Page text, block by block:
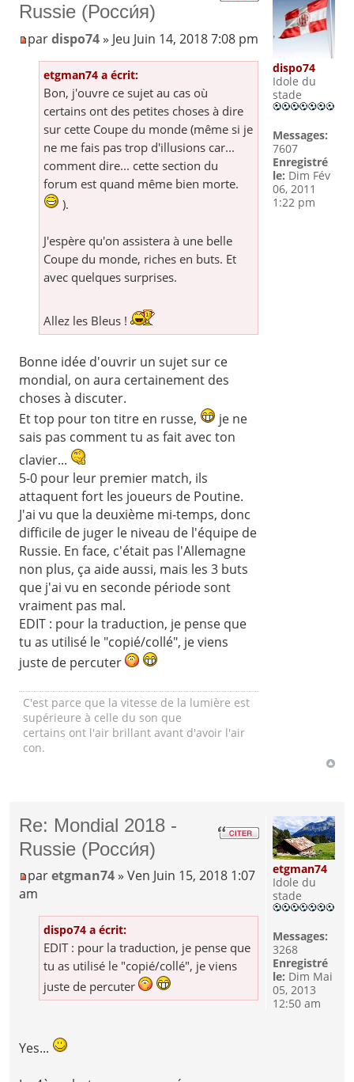
Russie (Росси́я)
pardispo74» Jeu Juin 14, 2018 7:08 pm
etgman74 a écrit:
Bon, j'ouvre ce sujet au cas où
certains ont des petites choses à dire
sur cette Coupe du monde (même si je
ne me fais pas trop d'illusions car...
comment dire... cette section du
forum est quand même bien morte.
).
J'espère qu'on assistera à une belle
Coupe du monde, riches en buts. Et
avec quelques surprises.
Allez les Bleus !
Bonne idée d'ouvrir un sujet sur ce
mondial, on aura certainement des
choses à discuter.
Et top pour ton titre en russe,
je ne
sais pas comment tu as fait avec ton
clavier...
5-0 pour leur premier match, ils
attaquent fort les joueurs de Poutine.
J'ai vu que la deuxième mi-temps, donc
difficile de juger le niveau de l'équipe de
Russie. En face, c'était pas l'Allemagne
non plus, ça aide aussi, mais les 3 buts
que j'ai vu en seconde période sont
vraiment pas mal.
EDIT : pour la traduction, je pense que
tu as utilisé le "copié/collé", je viens
juste de percuter
C'est parce que la vitesse de la lumière est
supérieure à celle du son que
certains ont l'air brillant avant d'avoir l'air
con.
dispo74
Idole du
stade
Messages:
7607
Enregistré
le: Dim Fév
06, 2011
1:22 pm
Re: Mondial 2018 -
Russie (Росси́я)
paretgman74 » Ven Juin 15, 2018 1:07
am
dispo74 a écrit:
EDIT : pour la traduction, je pense que
tu as utilisé le "copié/collé", je viens
juste de percuter
Yes...
etgman74
Idole du
stade
Messages:
3268
Enregistré
le: Dim Mai
05, 2013
12:50 am